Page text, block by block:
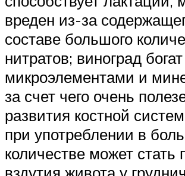
вреден из-за
составе большого
нитратов; виноград богат
микроэлементами и
за счет чего очень
развития костной
при употреблении в
количестве может стать